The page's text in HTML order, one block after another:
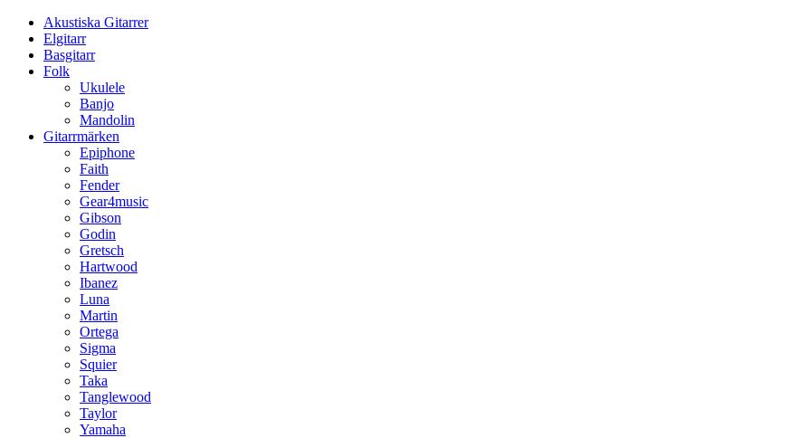
Akustiska Gitarrer
Elgitarr
Basgitarr
Folk
Ukulele
Banjo
Mandolin
Gitarrmärken
Epiphone
Faith
Fender
Gear4music
Gibson
Godin
Gretsch
Hartwood
Ibanez
Luna
Martin
Ortega
Sigma
Squier
Taka
Tanglewood
Taylor
Yamaha